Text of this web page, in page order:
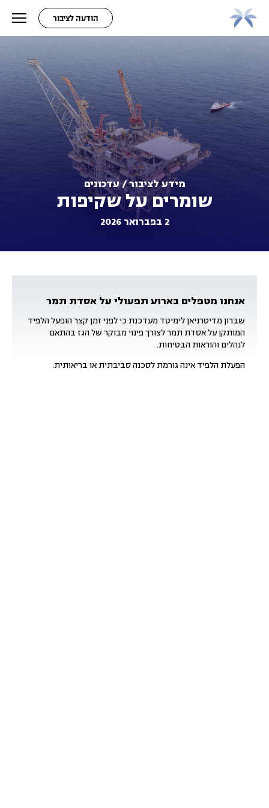
הודעה לציבור
מידע לציבור / עדכונים
שומרים על שקיפות
2 בפברואר 2026
אנחנו מטפלים בארוע תפעולי על אסדת תמר
שברון מדיטרניאן לימיטד מעדכנת כי לפני זמן קצר הופעל הלפיד
המותקן על אסדת תמר לצורך פינוי מבוקר של הגז בהתאם
לנהלים והוראות הבטיחות.
הפעלת הלפיד אינה גורמת לסכנה סביבתית או בריאותית.